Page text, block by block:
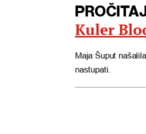
Kuler
Maja Šuput
nastupati.